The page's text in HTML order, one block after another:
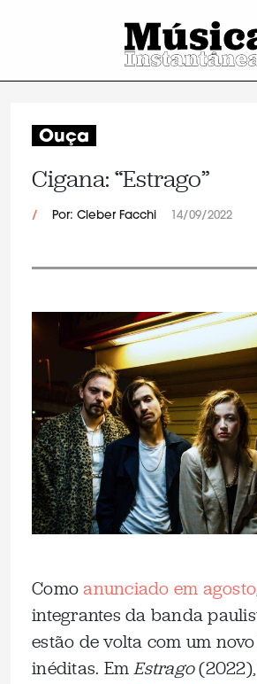
Ouça
Cigana: “Estrago”
/ Por: Cleber Facchi 14/09/2022
Comoanunciado em agosto
integrantes da banda
estão de volta com um novo
inéditas. EmEstrago